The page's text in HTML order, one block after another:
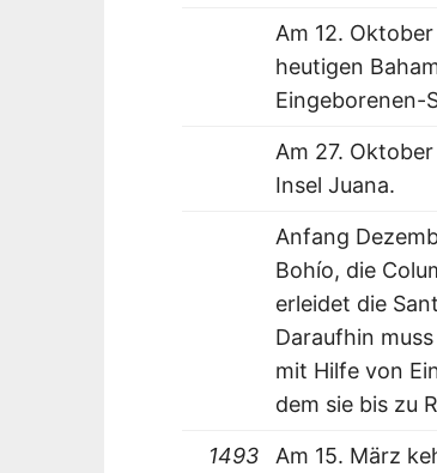
Am 12.
heutigen
Eingeborenen-
Am 27.
Insel Juana.
Anfang
Bohío, die
erleidet die
Daraufhin
mit Hilfe von
dem sie bis zu
1493 Am 15. März